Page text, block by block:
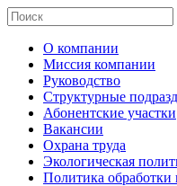
О компании
Миссия компании
Руководство
Структурные
Абонентские участки
Вакансии
Охрана труда
Экологическая
Политика